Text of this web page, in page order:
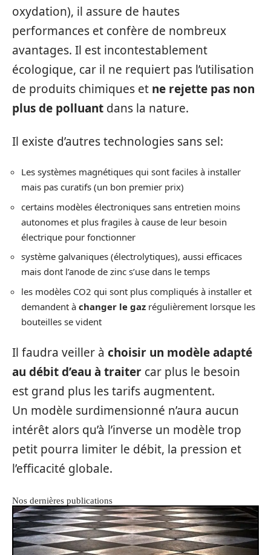
oxydation), il assure de hautes
performances et confère de nombreux
avantages. Il est incontestablement
écologique, car il ne requiert pas l’utilisation
de produits chimiques et ne rejette pas non
plus de polluant dans la nature.
Il existe d’autres technologies sans sel:
Les systèmes magnétiques qui sont faciles à installer
mais pas curatifs (un bon premier prix)
certains modèles électroniques sans entretien moins
autonomes et plus fragiles à cause de leur besoin
électrique pour fonctionner
système galvaniques (électrolytiques), aussi efficaces
mais dont l’anode de zinc s’use dans le temps
les modèles CO2 qui sont plus compliqués à installer et
demandent à changer le gaz régulièrement lorsque les
bouteilles se vident
Il faudra veiller à choisir un modèle adapté
au débit d’eau à traiter car plus le besoin
est grand plus les tarifs augmentent.
Un modèle surdimensionné n’aura aucun
intérêt alors qu’à l’inverse un modèle trop
petit pourra limiter le débit, la pression et
l’efficacité globale.
Nos dernières publications